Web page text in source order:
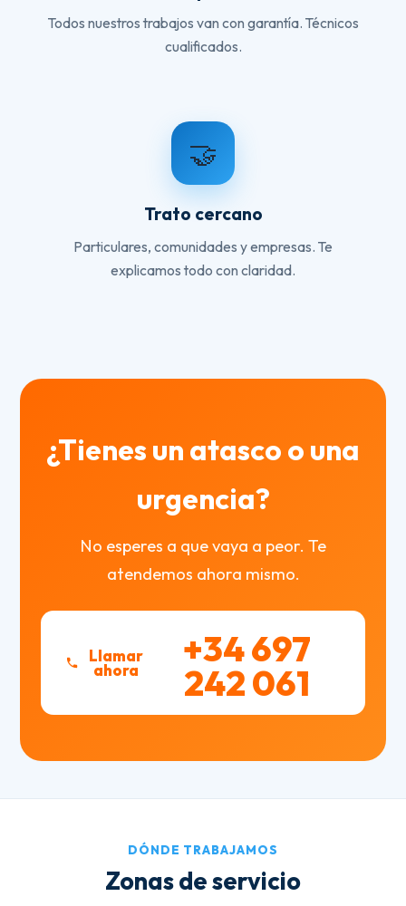
Todos nuestros trabajos van con garantía. Técnicos
cualificados.
🤝
Trato cercano
Particulares, comunidades y empresas. Te
explicamos todo con claridad.
¿Tienes un atasco o una
urgencia?
No esperes a que vaya a peor. Te
atendemos ahora mismo.
Llamar
ahora +34 697
242 061
DÓNDE TRABAJAMOS
Zonas de servicio